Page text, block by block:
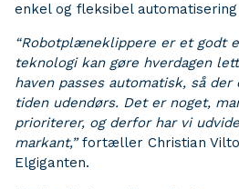
enkel og fleksibel
“Robotplæneklippere er et godt
teknologi kan gøre hverdagen
haven passes automatisk, så
tiden udendørs. Det er noget,
prioriterer, og derfor har vi
markant,”fortæller Christian
Elgiganten.